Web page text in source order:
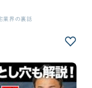
業界の裏話